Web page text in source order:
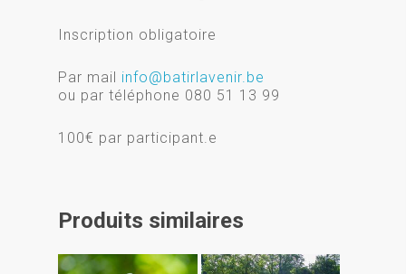
Inscription obligatoire
Par mail info@batirlavenir.be
ou par téléphone 080 51 13 99
100€ par participant.e
Produits similaires